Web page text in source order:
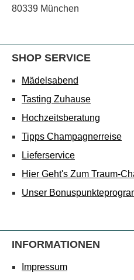
80339 München
SHOP SERVICE
Mädelsabend
Tasting Zuhause
Hochzeitsberatung
Tipps Champagnerreise
Lieferservice
Hier Geht's Zum Traum-
Unser
INFORMATIONEN
Impressum